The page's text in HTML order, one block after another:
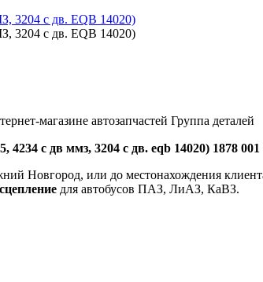
магазине автозапчастей Группа деталей
с дв ммз, 3204 с дв. eqb 14020) 1878 001
Новгород, или до местонахождения
сцепление для автобусов ПАЗ, ЛиАЗ, КаВЗ.